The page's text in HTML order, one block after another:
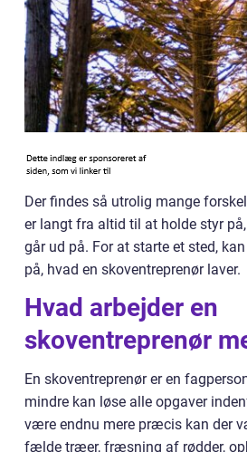
Der findes så utrolig mange
er langt fra altid til at holde styr
går ud på. For at starte et sted,
på, hvad en skoventreprenør laver.
Hvad arbejder en
skoventreprenør
En skoventreprenør er en
mindre kan løse alle opgaver
være endnu mere præcis kan der
fælde træer, fræsning af rødder,